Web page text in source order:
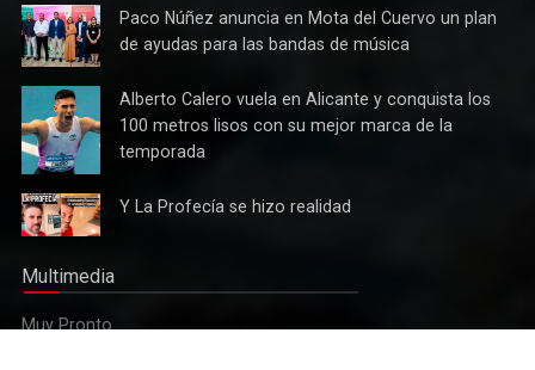
Cultura
Tres bandas competirán en Mota del Cuervo por alzarse con
el XII Certamen Regional "Villa Cervantina"
por robar
21.000
euros a
un
anciano
en Mota
del
Cuervo
Paco
Núñez
anuncia
en Mota
del
Cuervo un
plan de
para las
bandas
música
Paco Núñez anuncia en Mota del Cuervo un plan
de ayudas para las bandas de música
Alberto
Calero
vuela en
Alicante y
conquista
los 100
lisos con
su mejor
marca de
Alberto Calero vuela en Alicante y conquista los
100 metros lisos con su mejor marca de la
temporada
Y La
Profecía
realidad
Y La Profecía se hizo realidad
Multimedia
Muy Pronto